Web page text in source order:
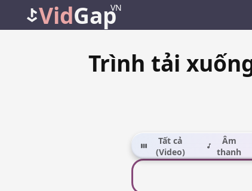
VidGapVN
Trình tải
Tất cả
(Video)
Âm
thanh